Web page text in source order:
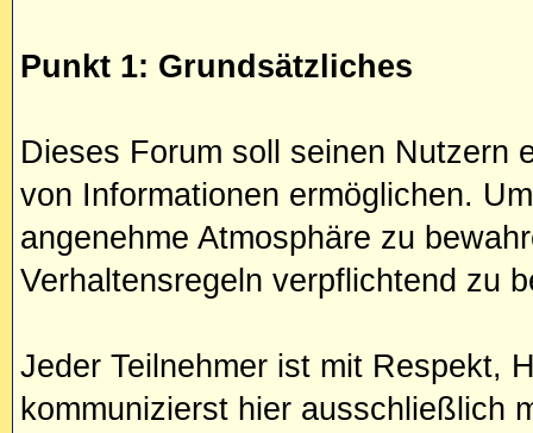
Punkt 1: Grundsätzliches
Dieses Forum soll seinen Nutzern
von Informationen ermöglichen.
angenehme Atmosphäre zu
Verhaltensregeln verpflichtend zu
Jeder Teilnehmer ist mit Respekt,
kommunizierst hier ausschließlich